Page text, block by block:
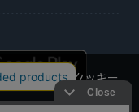
上のためにクッキー